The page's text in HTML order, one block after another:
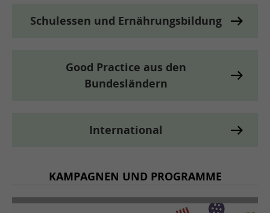
Schulessen und Ernährungsbildung
Good Practice aus den
Bundesländern
International
KAMPAGNEN UND PROGRAMME